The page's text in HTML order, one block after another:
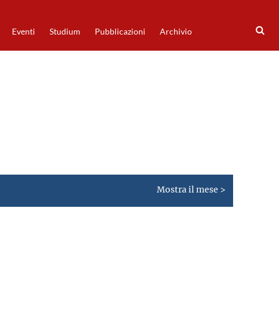
Eventi Studium Pubblicazioni Archivio
Mostra il mese >